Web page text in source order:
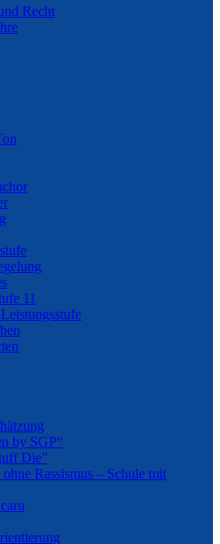
Recht
11
by SGP“
Die”
Rassismus – Schule mit